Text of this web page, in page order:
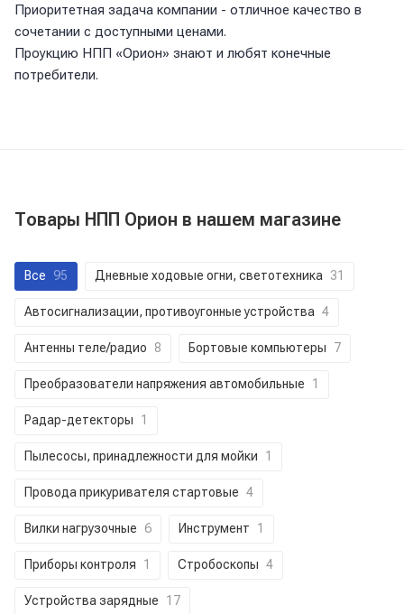
Приоритетная задача компании - отличное качество в
сочетании с доступными ценами.
Проукцию НПП «Орион» знают и любят конечные
потребители.
Товары НПП Орион в нашем магазине
Все 95 Дневные ходовые огни, светотехника 31
Автосигнализации, противоугонные устройства 4
Антенны теле/радио 8 Бортовые компьютеры 7
Преобразователи напряжения автомобильные 1
Радар-детекторы 1
Пылесосы, принадлежности для мойки 1
Провода прикуривателя стартовые 4
Вилки нагрузочные 6 Инструмент 1
Приборы контроля 1 Стробоскопы 4
Устройства зарядные 17